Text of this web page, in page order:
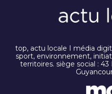
top, actu locale I média
sport, environnement,
territoires. siège social :